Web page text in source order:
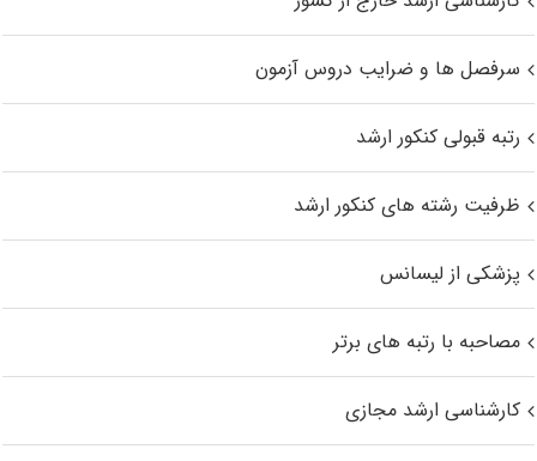
سرفصل ها و ضرایب دروس آزمون
رتبه قبولی کنکور ارشد
ظرفیت رشته های کنکور ارشد
پزشکی از لیسانس
مصاحبه با رتبه های برتر
کارشناسی ارشد مجازی